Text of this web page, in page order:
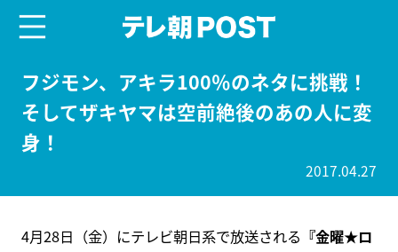
フジモン、アキラ100％のネタに挑戦！
そしてザキヤマは空前絶後のあの人に変
身！
2017.04.27
4月28日（金）にテレビ朝日系で放送される 『金曜★ロ